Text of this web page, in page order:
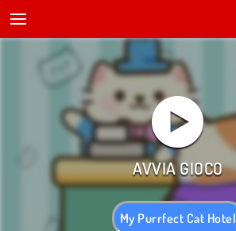
My Purrfect Cat Hotel